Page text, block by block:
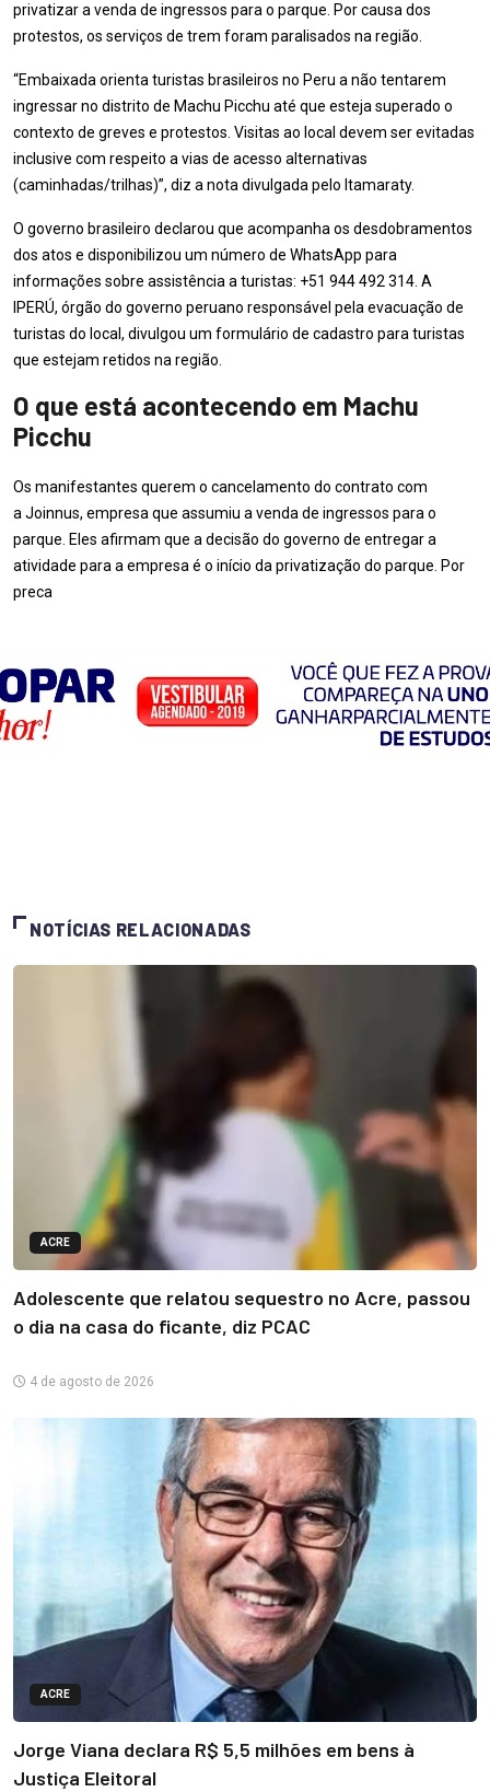
privatizar a venda de ingressos para o parque. Por causa dos
protestos, os serviços de trem foram paralisados na região.
“Embaixada orienta turistas brasileiros no Peru a não tentarem
ingressar no distrito de Machu Picchu até que esteja superado o
contexto de greves e protestos. Visitas ao local devem ser evitadas
inclusive com respeito a vias de acesso alternativas
(caminhadas/trilhas)”, diz a nota divulgada pelo Itamaraty.
O governo brasileiro declarou que acompanha os desdobramentos
dos atos e disponibilizou um número de WhatsApp para
informações sobre assistência a turistas: +51 944 492 314. A
IPERÚ, órgão do governo peruano responsável pela evacuação de
turistas do local, divulgou um formulário de cadastro para turistas
que estejam retidos na região.
O que está acontecendo em Machu
Picchu
Os manifestantes querem o cancelamento do contrato com
a Joinnus, empresa que assumiu a venda de ingressos para o
parque. Eles afirmam que a decisão do governo de entregar a
atividade para a empresa é o início da privatização do parque. Por
preca
NOTÍCIAS RELACIONADAS
ACRE
Adolescente que relatou sequestro no Acre, passou
o dia na casa do ficante, diz PCAC
4 de agosto de 2026
ACRE
Jorge Viana declara R$ 5,5 milhões em bens à
Justiça Eleitoral